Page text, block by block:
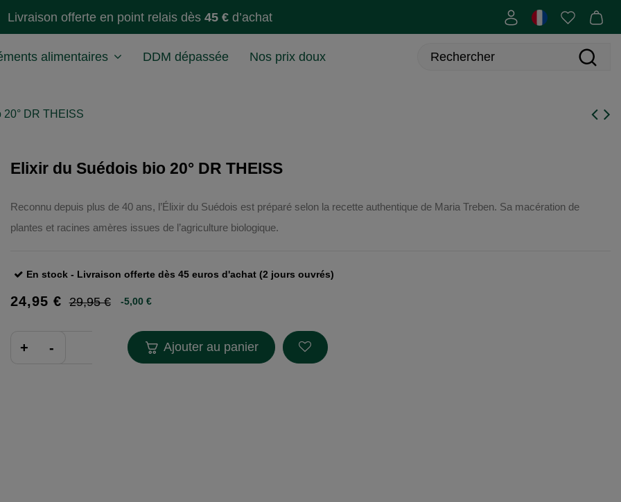
Livraison offerte en point relais dès 45 € d’achat
alimentaires DDM dépassée Nos prix doux
DR THEISS
Elixir du Suédois bio 20° DR THEISS
Reconnu depuis plus de 40 ans, l’Élixir du Suédois est préparé selon la recette authentique de Maria Treben. Sa macération de
plantes et racines amères issues de l’agriculture biologique.
En stock - Livraison offerte dès 45 euros d'achat (2 jours ouvrés)
24,95 € 29,95 € -5,00 €
Ajouter au panier